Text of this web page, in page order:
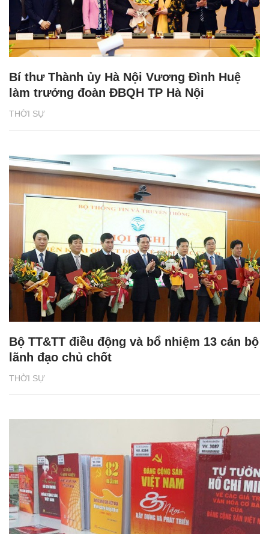
THỜI SỰ
Bí thư Thành ủy Hà Nội Vương Đình Huệ
làm trưởng đoàn ĐBQH TP Hà Nội
THỜI SỰ
Bộ TT&TT điều động và bổ nhiệm 13 cán bộ
lãnh đạo chủ chốt